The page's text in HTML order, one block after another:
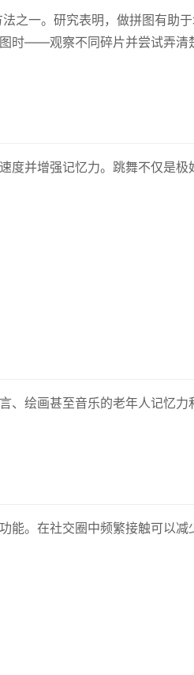
之一。研究表明，做拼图有助
时——观察不同碎片并尝试弄清
度并增强记忆力。跳舞不仅是极
、绘画甚至音乐的老年人记忆力
能。在社交圈中频繁接触可以减